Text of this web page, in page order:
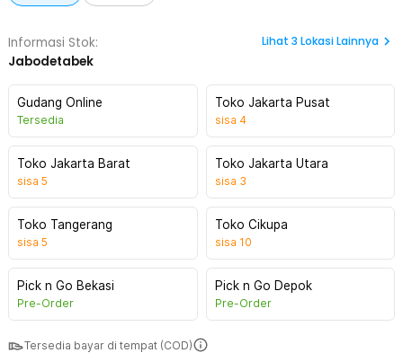
Informasi Stok:
Jabodetabek
Lihat 3 Lokasi Lainnya
Gudang Online
Tersedia
Toko Jakarta Pusat
sisa 4
Toko Jakarta Barat
sisa 5
Toko Jakarta Utara
sisa 3
Toko Tangerang
sisa 5
Toko Cikupa
sisa 10
Pick n Go Bekasi
Pre-Order
Pick n Go Depok
Pre-Order
Tersedia bayar di tempat (COD)